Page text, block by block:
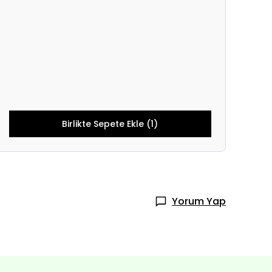
Birlikte Sepete Ekle (1)
Yorum Yap